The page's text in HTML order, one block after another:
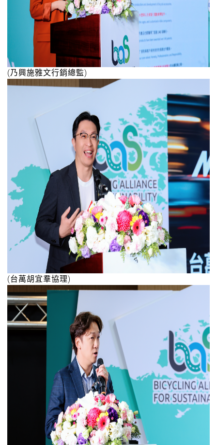
(乃興施雅文行銷總監)
(台萬胡宜羣協理)